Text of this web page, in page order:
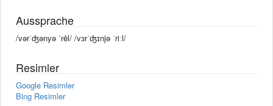
Aussprache
/vərˈʤənyə ˈrēl/ /vɜrˈʤɪnjə ˈriːl/
Resimler
Google Resimler
Bing Resimler